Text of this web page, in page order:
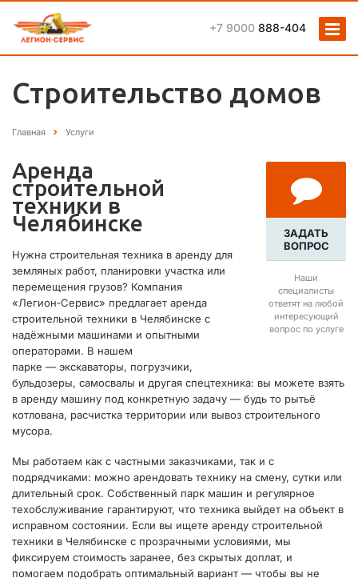
+7 9000 888-404
Строительство домов
Главная Услуги
ЗАДАТЬ
ВОПРОС
Наши
специалисты
ответят на любой
интересующий
вопрос по услуге
Аренда
строительной
техники в
Челябинске
Нужна строительная техника в аренду для
земляных работ, планировки участка или
перемещения грузов? Компания
«Легион‑Сервис» предлагает аренда
строительной техники в Челябинске с
надёжными машинами и опытными
операторами. В нашем
парке — экскаваторы, погрузчики,
бульдозеры, самосвалы и другая спецтехника: вы можете взять
в аренду машину под конкретную задачу — будь то рытьё
котлована, расчистка территории или вывоз строительного
мусора.
Мы работаем как с частными заказчиками, так и с
подрядчиками: можно арендовать технику на смену, сутки или
длительный срок. Собственный парк машин и регулярное
техобслуживание гарантируют, что техника выйдет на объект в
исправном состоянии. Если вы ищете аренду строительной
техники в Челябинске с прозрачными условиями, мы
фиксируем стоимость заранее, без скрытых доплат, и
помогаем подобрать оптимальный вариант — чтобы вы не